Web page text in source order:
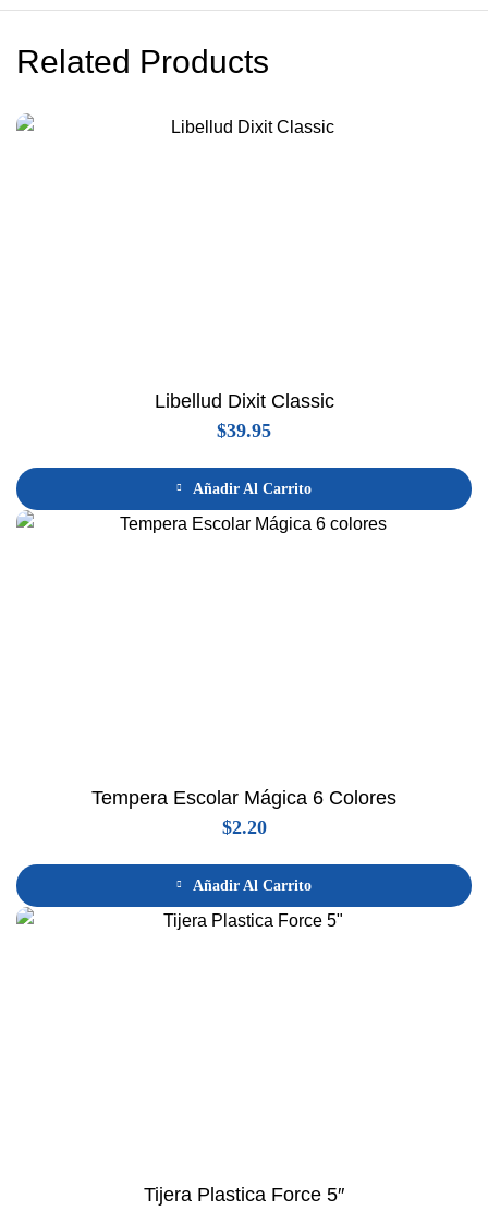
Related Products
Libellud Dixit Classic
$39.95
Añadir Al Carrito
Tempera Escolar Mágica 6 Colores
$2.20
Añadir Al Carrito
Tijera Plastica Force 5″